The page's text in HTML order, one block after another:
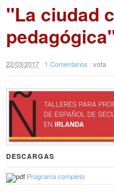
"La ciudad
22/03/2017/ 1 Comentarios /vota
DESCARGAS
Programa completo